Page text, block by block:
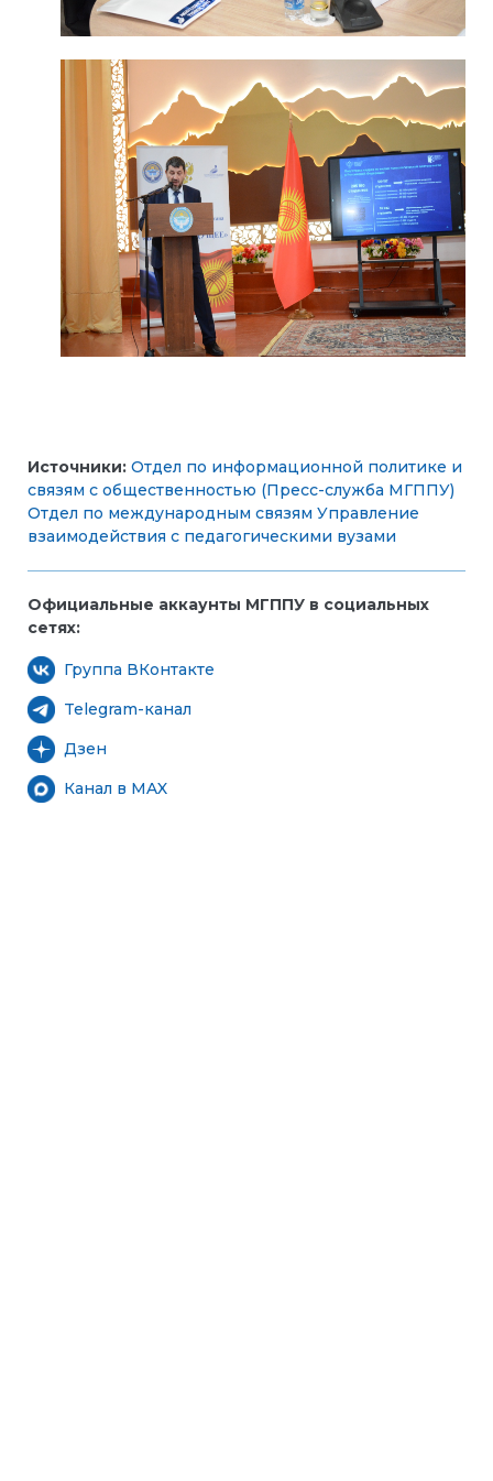
Источники: Отдел по информационной политике и
связям с общественностью (Пресс-служба МГППУ)
Отдел по международным связям Управление
взаимодействия с педагогическими вузами
Официальные аккаунты МГППУ в социальных
сетях:
Группа ВКонтакте
Telegram-канал
Дзен
Канал в MAX